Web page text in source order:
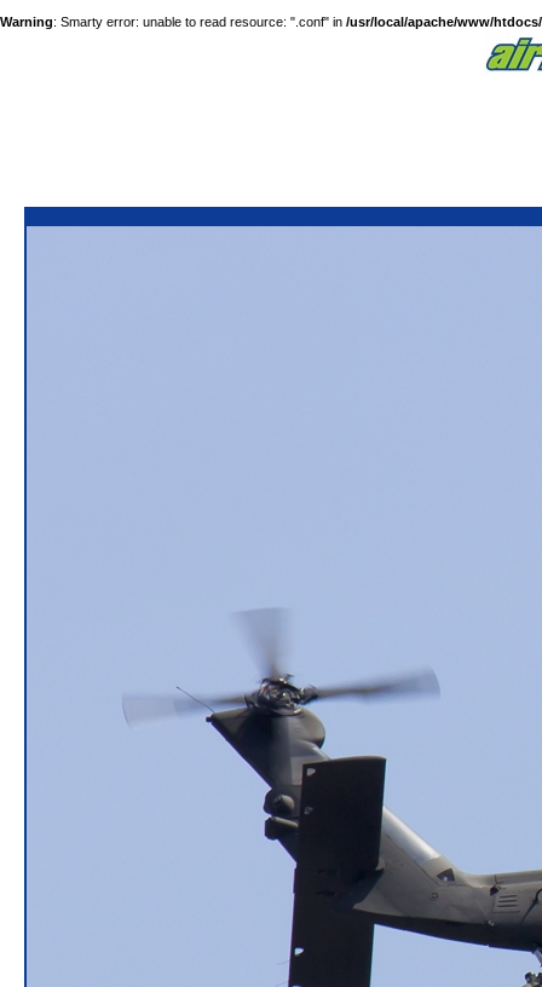
Warning: Smarty error: unable to read resource: ".conf" in /usr/local/apache/www/